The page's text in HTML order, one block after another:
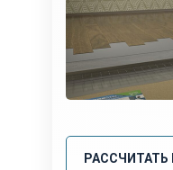
РАССЧИТАТЬ